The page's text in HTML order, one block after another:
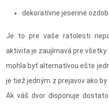
dekoratívne jesenné
Je to pre vaše ratolesti
aktivita je zaujímavá pre
mohla byť alternatívou ešte
je tiež jedným z prejavov ako
Ak váš dvor disponuje